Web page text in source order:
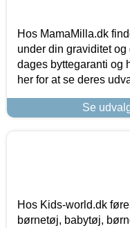
Hos MamaMilla.dk
under din graviditet
dages byttegaranti og
her for at se deres
Se
Hos Kids-world.dk
børnetøj, babytøj,